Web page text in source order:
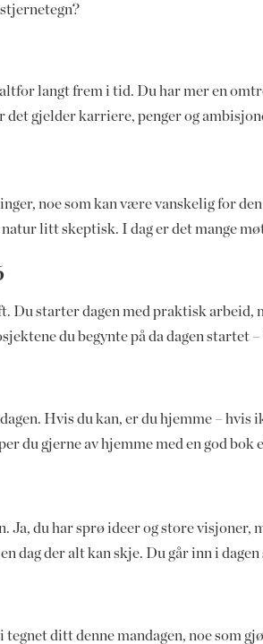
langt frem i tid. Du har mer en
det gjelder karriere, penger og
noe som kan være vanskelig for
natur litt skeptisk. I dag er det mange
starter dagen med praktisk arbeid,
du begynte på da dagen startet
Hvis du kan, er du hjemme –
du gjerne av hjemme med en god bok
Ja, du har sprø ideer og store
dag der alt kan skje. Du går inn i
tegnet ditt denne mandagen, noe som